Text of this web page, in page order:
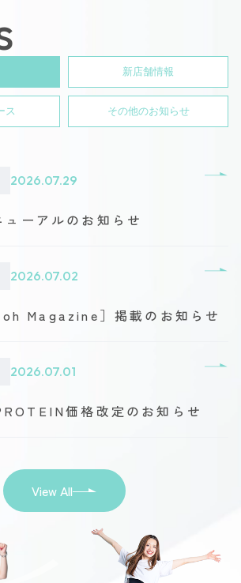
新店舗情報
ス その他のお知らせ
2026.07.29
ーアルのお知らせ
2026.07.02
Magazine］掲載のお知らせ
2026.07.01
価格改定のお知らせ
View All